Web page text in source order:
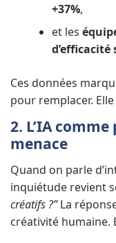
+37%,
et les
Ces données
pour remplacer.
2. L’IA
menace
Quand on parle
inquiétude revient
créatifs ?”La
créativité humaine.